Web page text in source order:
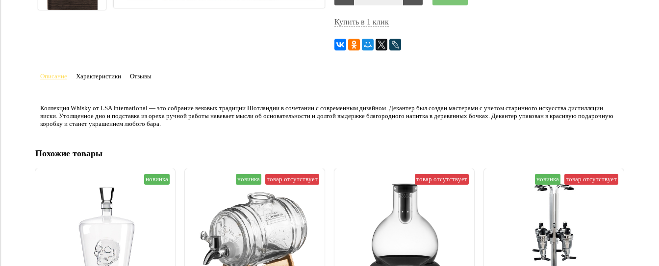
Купить в 1 клик
Описание Характеристики Отзывы
Коллекция Whisky от LSA International — это собрание вековых традиции Шотландии в сочетании с современным дизайном. Декантер был создан мастерами с учетом старинного искусства дистилляции
виски. Утолщенное дно и подставка из ореха ручной работы навевает мысли об основательности и долгой выдержке благородного напитка в деревянных бочках. Декантер упакован в красивую подарочную
коробку и станет украшением любого бара.
Похожие товары
новинка новинка товар отсутствует товар отсутствует новинка товар отсутствует